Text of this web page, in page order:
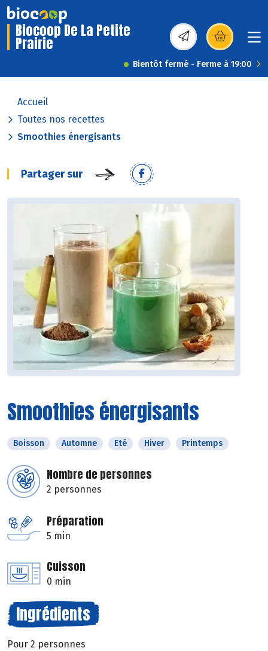
Biocoop De La Petite
Prairie (s’ouvre dans une
Bientôt fermé - Ferme à 19:00
Accueil
Toutes nos recettes
Smoothies énergisants
Partager sur
Smoothies énergisants
Boisson Automne Eté Hiver Printemps
Nombre de personnes
2 personnes
Préparation
5 min
Cuisson
0 min
Ingrédients
Pour 2 personnes